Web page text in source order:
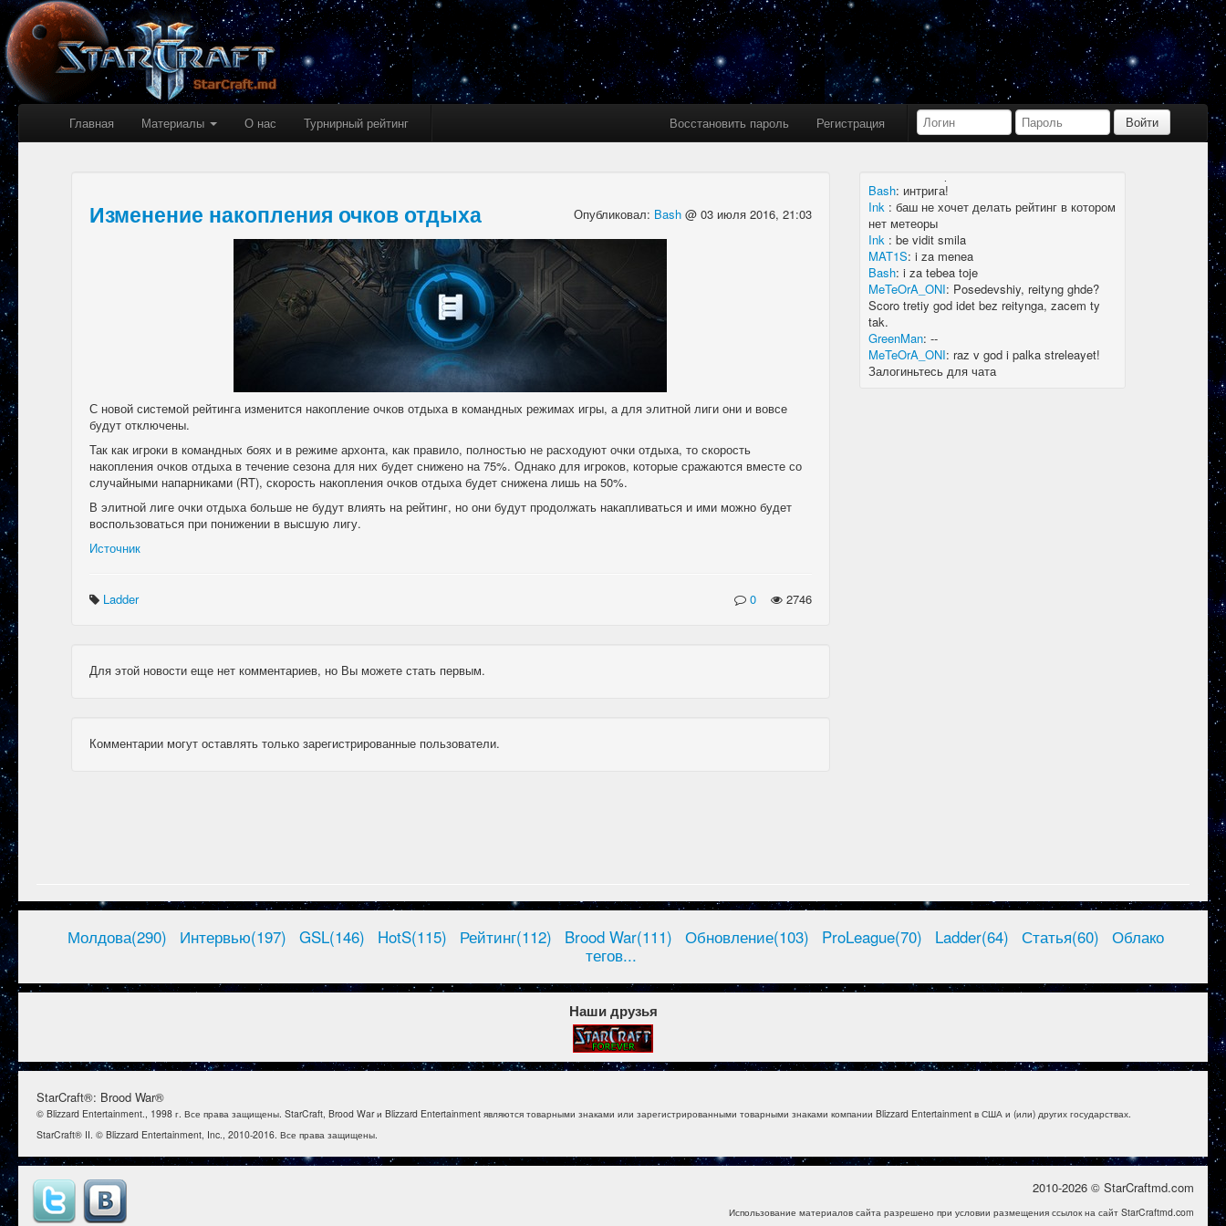
Главная Материалы О нас Турнирный рейтинг Восстановить пароль Регистрация
Изменение накопления очков отдыха Опубликовал: Bash @ 03 июля 2016, 21:03
С новой системой рейтинга изменится накопление очков отдыха в командных режимах игры, а для элитной лиги они и вовсе
будут отключены.
Так как игроки в командных боях и в режиме архонта, как правило, полностью не расходуют очки отдыха, то скорость
накопления очков отдыха в течение сезона для них будет снижено на 75%. Однако для игроков, которые сражаются вместе со
случайными напарниками (RT), скорость накопления очков отдыха будет снижена лишь на 50%.
В элитной лиге очки отдыха больше не будут влиять на рейтинг, но они будут продолжать накапливаться и ими можно будет
воспользоваться при понижении в высшую лигу.
Источник
Ladder 0 2746
Для этой новости еще нет комментариев, но Вы можете стать первым.
Комментарии могут оставлять только зарегистрированные пользователи.
Bash : limboid, заходил бы в Дискорд не
пропустил бы.
Ink
limboid, сейчас как бы всё сообщество
в дискорде, там всегда инфа самая
актуальная
k7.Gladiator : yoyo
Ink:yoyo
MAT1S
гладиатор = бв нагибатор?
Ink:на 20 лей игратор
Bash: интрига!
Ink :баш не хочет делать рейтинг в котором
нет метеоры
Ink :be vidit smila
MAT1S:i za menea
Bash:i za tebea toje
MeTeOrA_ONI: Posedevshiy, reityng ghde?
Scoro tretiy god idet bez reitynga, zacem ty
tak.
GreenMan:--
MeTeOrA_ONI: raz v god i palka streleayet!
Залогиньтесь для чата
Молдова(290) Интервью(197) GSL(146) HotS(115) Рейтинг(112) Brood War(111) Обновление(103) ProLeague(70) Ladder(64) Статья(60)
Облако
тегов...
Наши друзья
StarCraft®: Brood War®
© Blizzard Entertainment., 1998 г. Все права защищены. StarCraft, Brood War и Blizzard Entertainment являются товарными знаками или зарегистрированными товарными знаками компании Blizzard Entertainment в США и (или) других государствах.
StarCraft® II. © Blizzard Entertainment, Inc., 2010-2016. Все права защищены.
2010-2026 © StarCraftmd.com
Использование материалов сайта разрешено при условии размещения ссылок на сайт StarCraftmd.com